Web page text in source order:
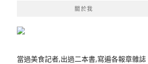
關於我
當過美食記者,出過二本書,寫遍各報章雜誌